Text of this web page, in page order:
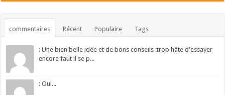
commentaires Récent Populaire Tags
: Une bien belle idée et de bons conseils :trop hâte d'essayer
encore faut il se p...
: Oui...